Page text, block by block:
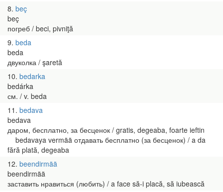
8 beç
beç
погреб / beci, pivniţă
9 beda
beda
двуколка / şaretă
10 bedarka
bedárka
см. / v. beda
11 bedava
bedava
даром, бесплатно, за бесценок / gratis, degeaba, foarte ieftin
bedavaya vermää отдавать бесплатно (за бесценок) / a da
fără plată, degeaba
12 beendirmää
beendirmää
заставить нравиться (любить) / a face să-i placă, să iubească